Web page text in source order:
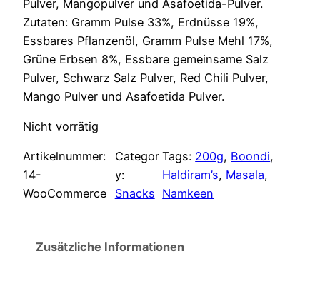
Pulver, Mangopulver und Asafoetida-Pulver.
Zutaten: Gramm Pulse 33%, Erdnüsse 19%,
Essbares Pflanzenöl, Gramm Pulse Mehl 17%,
Grüne Erbsen 8%, Essbare gemeinsame Salz
Pulver, Schwarz Salz Pulver, Red Chili Pulver,
Mango Pulver und Asafoetida Pulver.
Nicht vorrätig
Artikelnummer:
14-
WooCommerce
Categor
y:
Snacks
Tags: 200g, Boondi
Haldiram’s, Masala
Namkeen
Zusätzliche Informationen